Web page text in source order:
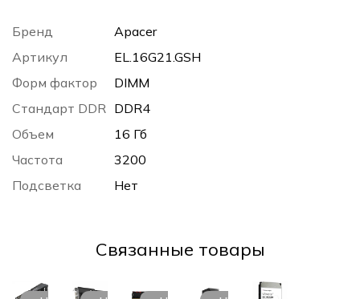
Бренд
Apacer
Артикул
EL.16G21.GSH
Форм фактор
DIMM
Стандарт DDR DDR4
Объем
16 Гб
Частота
3200
Подсветка
Нет
Cвязанные товары